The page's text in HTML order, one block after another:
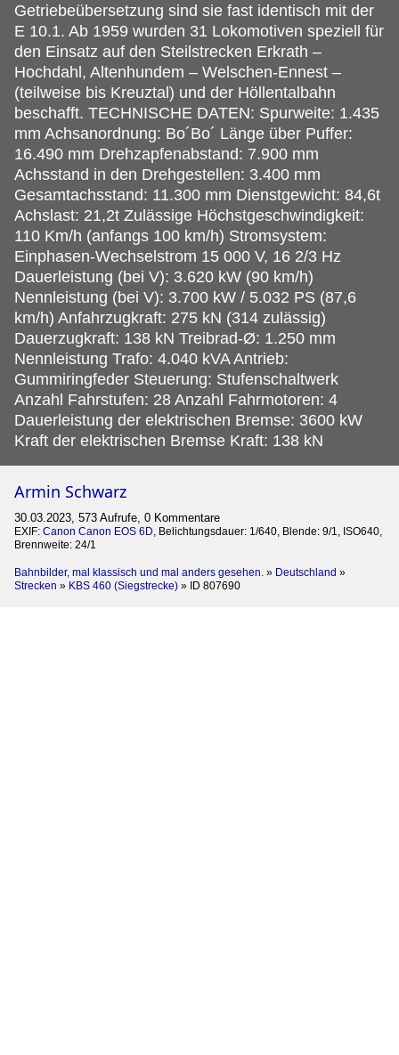
Getriebeübersetzung sind sie fast identisch mit der
E 10.1. Ab 1959 wurden 31 Lokomotiven speziell für
den Einsatz auf den Steilstrecken Erkrath –
Hochdahl, Altenhundem – Welschen-Ennest –
(teilweise bis Kreuztal) und der Höllentalbahn
beschafft. TECHNISCHE DATEN: Spurweite: 1.435
mm Achsanordnung: Bo´Bo´ Länge über Puffer:
16.490 mm Drehzapfenabstand: 7.900 mm
Achsstand in den Drehgestellen: 3.400 mm
Gesamtachsstand: 11.300 mm Dienstgewicht: 84,6t
Achslast: 21,2t Zulässige Höchstgeschwindigkeit:
110 Km/h (anfangs 100 km/h) Stromsystem:
Einphasen-Wechselstrom 15 000 V, 16 2/3 Hz
Dauerleistung (bei V): 3.620 kW (90 km/h)
Nennleistung (bei V): 3.700 kW / 5.032 PS (87,6
km/h) Anfahrzugkraft: 275 kN (314 zulässig)
Dauerzugkraft: 138 kN Treibrad-Ø: 1.250 mm
Nennleistung Trafo: 4.040 kVA Antrieb:
Gummiringfeder Steuerung: Stufenschaltwerk
Anzahl Fahrstufen: 28 Anzahl Fahrmotoren: 4
Dauerleistung der elektrischen Bremse: 3600 kW
Kraft der elektrischen Bremse Kraft: 138 kN
Armin Schwarz
30.03.2023, 573 Aufrufe, 0 Kommentare
EXIF: Canon Canon EOS 6D, Belichtungsdauer: 1/640, Blende: 9/1, ISO640,
Brennweite: 24/1
Bahnbilder, mal klassisch und mal anders gesehen. » Deutschland »
Strecken » KBS 460 (Siegstrecke) » ID 807690